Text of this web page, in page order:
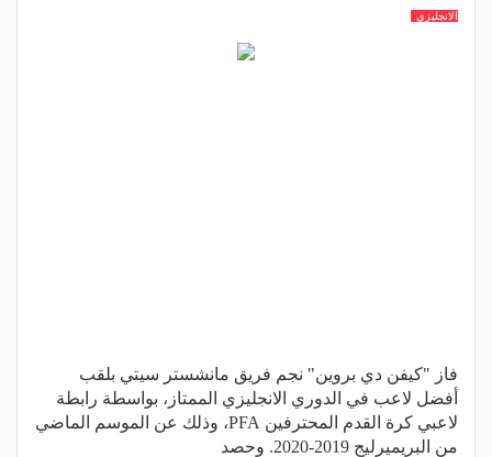
الانجليزي
فاز "كيفن دي بروين" نجم فريق مانشستر سيتي بلقب
أفضل لاعب في الدوري الانجليزي الممتاز، بواسطة رابطة
لاعبي كرة القدم المحترفين PFA، وذلك عن الموسم الماضي
من البريميرليج 2019-2020. وحصد